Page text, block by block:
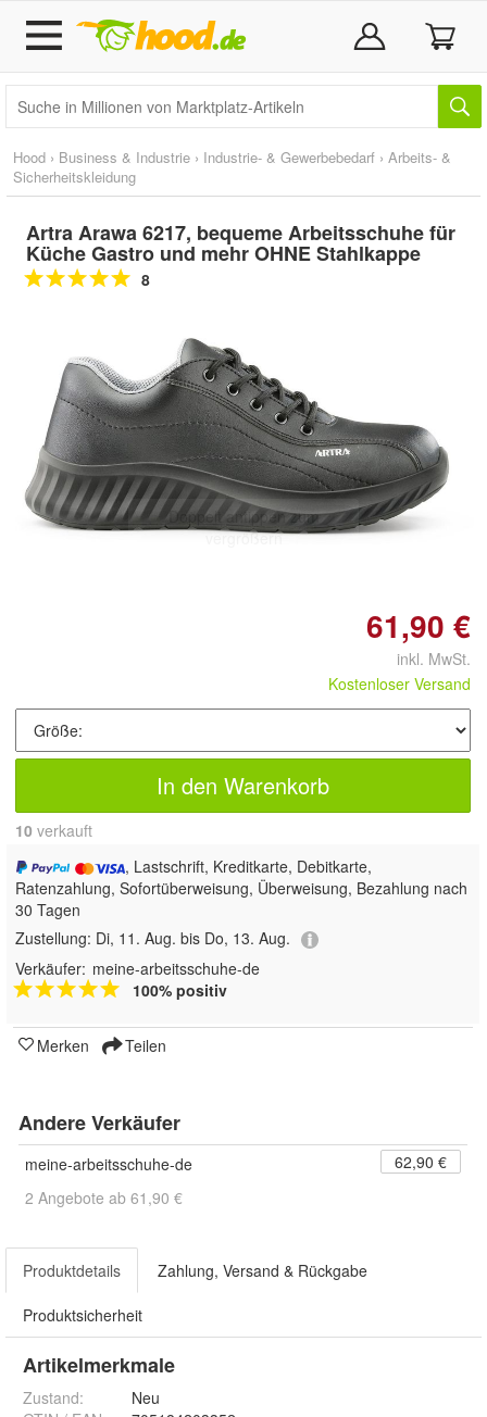
Hood › Business & Industrie › Industrie- & Gewerbebedarf › Arbeits- &
Sicherheitskleidung
Artra Arawa 6217, bequeme Arbeitsschuhe für
Küche Gastro und mehr OHNE Stahlkappe
8
Doppelt antippen zum
vergrößern
61,90 €
inkl. MwSt.
Kostenloser Versand
In den Warenkorb
10 verkauft
, Lastschrift, Kreditkarte, Debitkarte,
Ratenzahlung, Sofortüberweisung, Überweisung, Bezahlung nach
30 Tagen
Zustellung: Di, 11. Aug. bis Do, 13. Aug.
Verkäufer: meine-arbeitsschuhe-de
100% positiv
Merken Teilen
Andere Verkäufer
meine-arbeitsschuhe-de
62,90 €
2 Angebote ab 61,90 €
Produktdetails Zahlung, Versand & Rückgabe
Produktsicherheit
Artikelmerkmale
Zustand:
Neu